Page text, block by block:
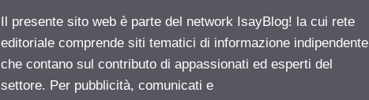
Il presente sito web è parte del network IsayBlog! la cui rete
editoriale comprende siti tematici di informazione indipendente
che contano sul contributo di appassionati ed esperti del
settore. Per pubblicità, comunicati e